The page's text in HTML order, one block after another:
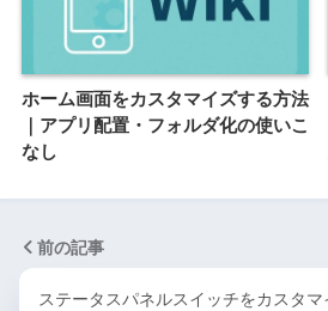
ホーム画面をカスタマイズする方法
｜アプリ配置・フォルダ化の使いこ
なし
前の記事
ステータスパネルスイッチをカスタ